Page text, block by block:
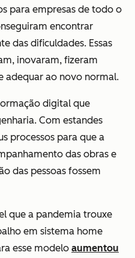
para empresas de todo o
encontrar
das dificuldades. Essas
inovaram, fizeram
adequar ao novo normal.
digital que
Com estandes
processos para que a
das obras e
das pessoas fossem
que a pandemia trouxe
em sistema home
esse modelo aumentou